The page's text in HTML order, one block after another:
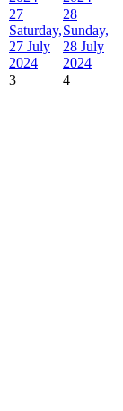
27
Saturday,
27 July
2024
28
Sunday,
28 July
2024
3 4